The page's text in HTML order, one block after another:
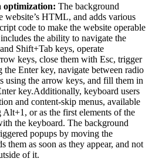
optimization: The background
website’s HTML, and adds various
code to make the website operable
the ability to navigate the
Shift+Tab keys, operate
keys, close them with Esc, trigger
the Enter key, navigate between radio
using the arrow keys, and fill them in
key.Additionally, keyboard users
and content-skip menus, available
or as the first elements of the
the keyboard. The background
popups by moving the
them as soon as they appear, and not
of it.